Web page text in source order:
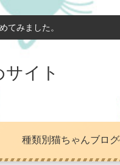
てみました。
イト
種類別猫ちゃんブログ